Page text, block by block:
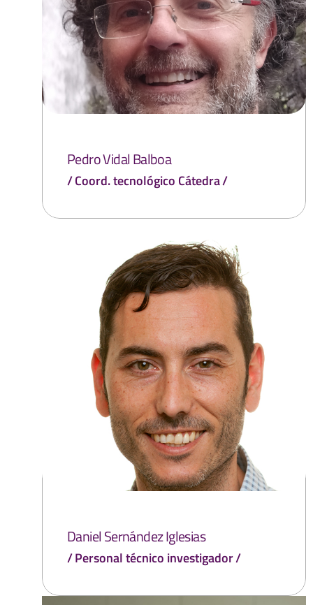
Pedro Vidal Balboa
Coord. tecnológico Cátedra
Daniel Sernández Iglesias
Personal técnico investigador